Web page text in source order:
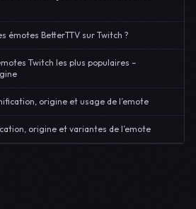
émotes BetterTTV sur Twitch ?
Twitch les plus populaires –
origine et usage de l’emote
origine et variantes de l’emote